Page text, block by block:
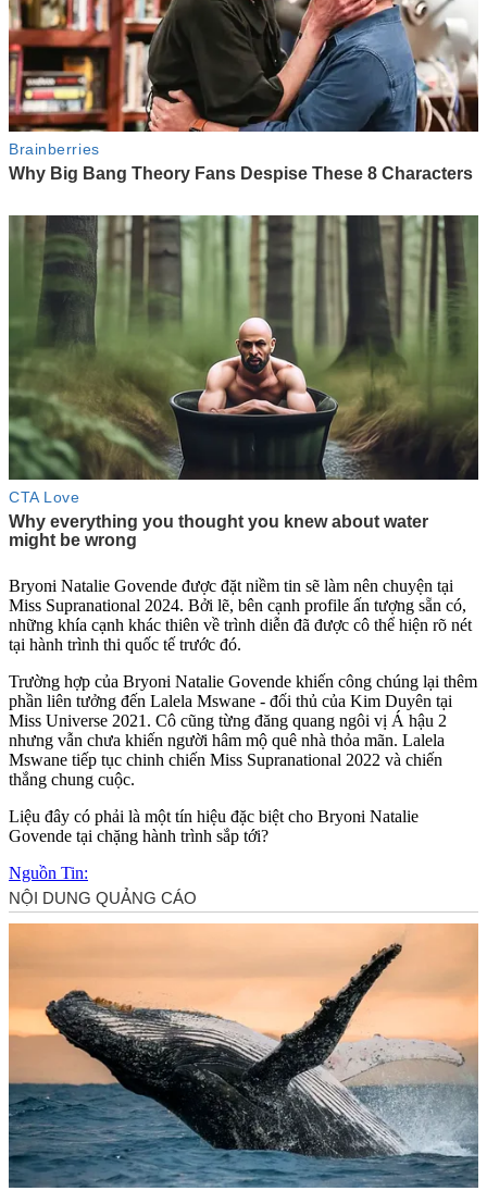
Bryon‌ּi Natalie Govende được đặt niềm tin sẽ làm nên chuyện tại
Miss Supranational 2024. Bởi lẽ, bên cạnh profile ấn tượng sẵn có,
những khía cạnh khác thiên về trình diễn đã được cô thể hiện rõ nét
tại hành trình thi quốc tế trước đó.
Trường hợp của Bryon‌ּi Natalie Govende khiến công chúng lại thêm
phần liên tưởng đến Lalela Mswane - đối thủ của Kim Duyên tại
Miss Universe 2021. Cô cũng từng đăng quang ngôi vị Á hậu 2
nhưng vẫn chưa khiến người hâm mộ quê nhà thỏ‌a mã‌n. Lalela
Mswane tiếp tục chinh chiến Miss Supranational 2022 và chiến
thắng chung cuộc.
Liệu đây có phải là một tín hiệu đặc biệt cho Bryon‌ּi Natalie
Govende tại chặng hành trình sắp tới?
Nguồn Tin: